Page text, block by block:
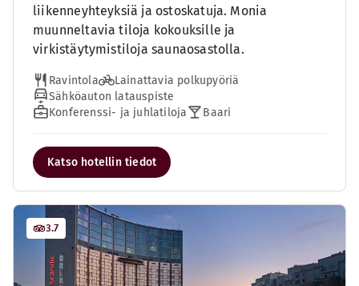
liikenneyhteyksiä ja ostoskatuja. Monia
muunneltavia tiloja kokouksille ja
virkistäytymistiloja saunaosastolla.
Ravintola
Lainattavia polkupyöriä
Sähköauton latauspiste
Konferenssi- ja juhlatiloja
Baari
Katso hotellin tiedot
3.7